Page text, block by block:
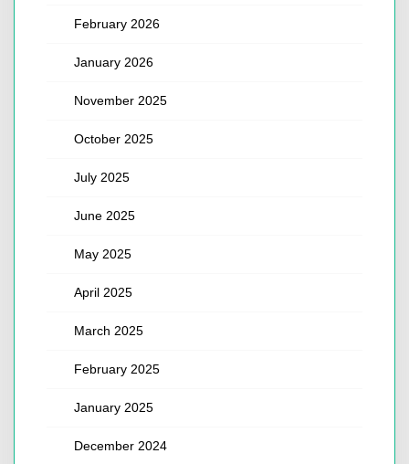
February 2026
January 2026
November 2025
October 2025
July 2025
June 2025
May 2025
April 2025
March 2025
February 2025
January 2025
December 2024